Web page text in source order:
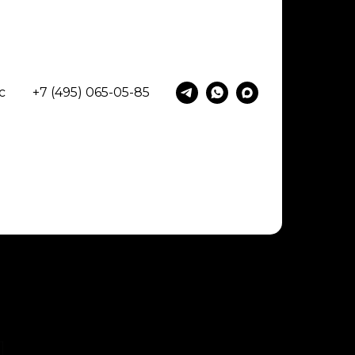
+7 (495) 065-05-85